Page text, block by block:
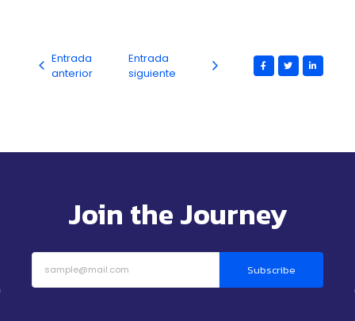
Entrada
anterior
Entrada
siguiente
Join the Journey
Subscribe